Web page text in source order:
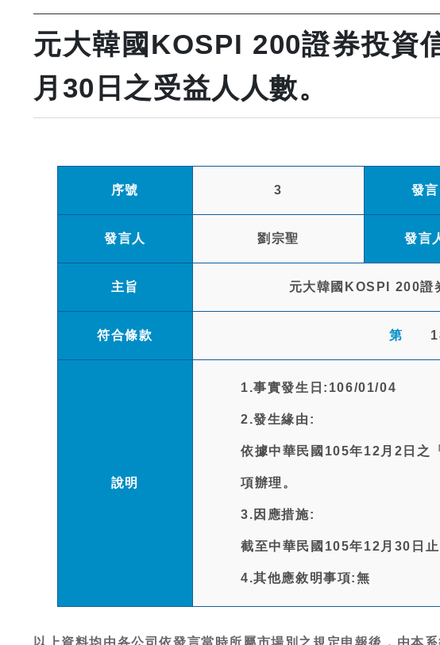
元大韓國KOSPI 200證券投資
月30日之受益人人數。
序號 3 發
發言人 劉宗聖 發言
主旨 元大韓國KOSPI 200證
符合條款 第
說明
1.事實發生日:106/01/04
2.發生緣由:
依據中華民國105年12月2日之
項辦理。
3.因應措施:
截至中華民國105年12月30日
4.其他應敘明事項:無
以上資料均由各公司依發言當時所屬市場別之規定申報後，由本